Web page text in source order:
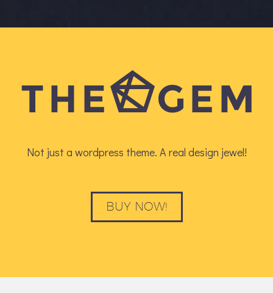
Not just a wordpress theme. A real design jewel!
BUY NOW!